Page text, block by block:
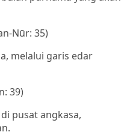
Nūr: 35)
melalui garis edar
39)
pusat angkasa,